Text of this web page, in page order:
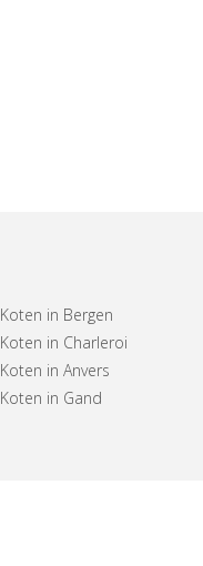
Koten in Bergen
Koten in Charleroi
Koten in Anvers
Koten in Gand